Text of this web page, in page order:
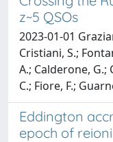
z~5 QSOs
2023-01-01
Cristiani, S.;
A.; Calderone, G.;
C.; Fiore, F.;
Eddington
epoch of